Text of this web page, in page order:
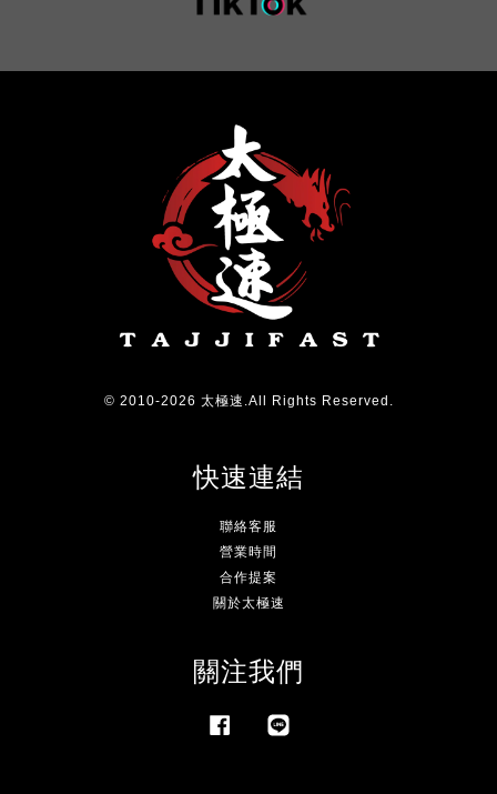
© 2010-2026 太極速.All Rights Reserved.
快速連結
聯絡客服
營業時間
合作提案
關於太極速
關注我們
Facebook